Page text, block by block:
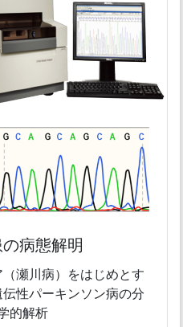
病態解明
瀬川病）をはじめとす
性パーキンソン病の分
的解析